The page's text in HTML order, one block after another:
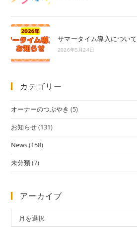
サマータイム導入について
2026年5月24日
カテゴリー
オーナーのつぶやき (5)
お知らせ(131)
News(158)
未分類(7)
アーカイブ
ー
月を選択